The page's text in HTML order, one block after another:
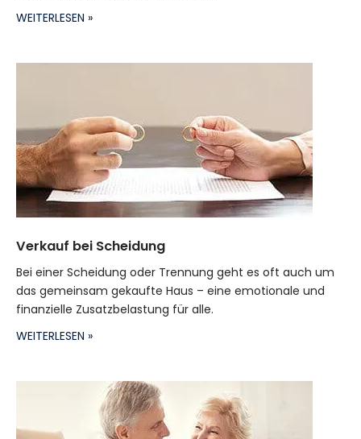
WEITERLESEN »
Verkauf bei Scheidung
Bei einer Scheidung oder Trennung geht es oft auch um
das gemeinsam gekaufte Haus – eine emotionale und
finanzielle Zusatzbelastung für alle.
WEITERLESEN »